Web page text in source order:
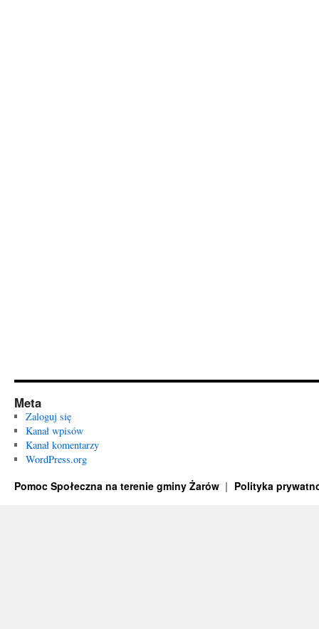
Meta
Zaloguj się
Kanał wpisów
Kanał komentarzy
WordPress.org
Pomoc Społeczna na terenie gminy Żarów Polityka